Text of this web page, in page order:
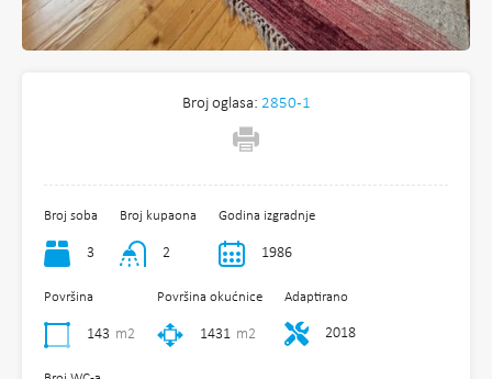
Broj oglasa: 2850-1
Broj soba
3
Broj kupaona
2
Godina izgradnje
1986
Površina
143 m2
Površina okućnice
1431 m2
Adaptirano
2018